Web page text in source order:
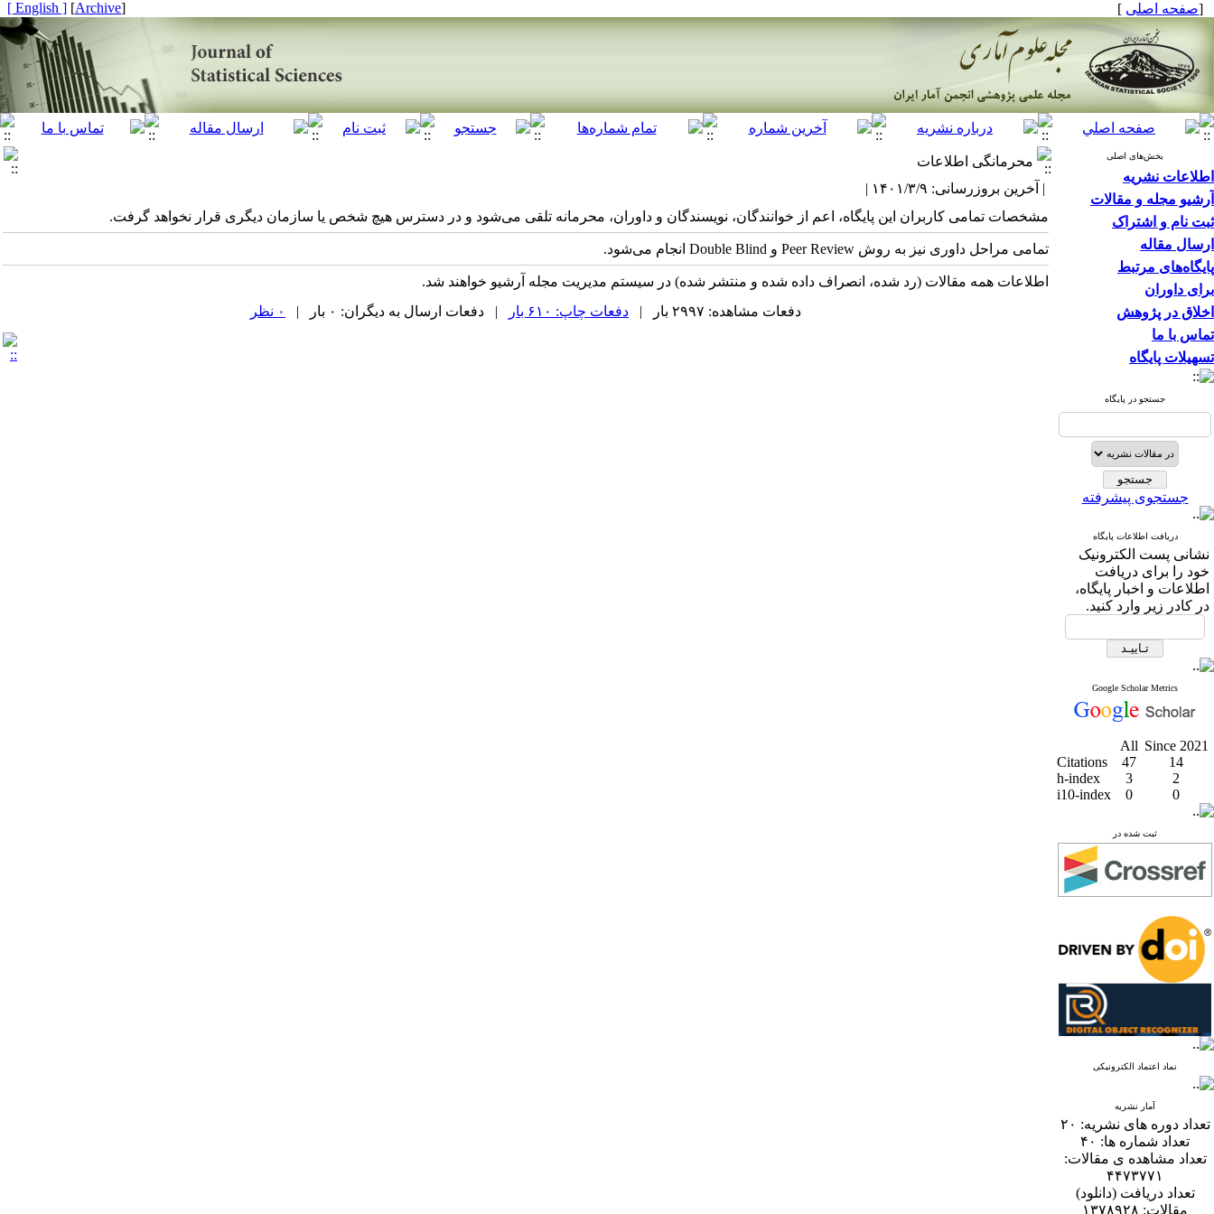
[صفحه اصلی ]
[
Archive
]
[ English ]
بخش‌های اصلی
اطلاعات نشریه
آرشیو مجله و مقالات
ثبت نام و اشتراک
ارسال مقاله
پایگاه‌های مرتبط
برای داوران
اخلاق در پژوهش
تماس با ما
تسهیلات پایگاه
جستجو در پایگاه
جستجوی پیشرفته
دریافت اطلاعات پایگاه
نشانی پست الکترونیک
خود را برای دریافت
اطلاعات و اخبار پایگاه،
در کادر زیر وارد کنید.
Google Scholar Metrics
All Since 2021
Citations
47
14
h-index
3
2
i10-index
0 0
ثبت شده در
نماد اعتماد الکترونیکی
آمار نشریه
تعداد دوره های نشریه: ۲۰
تعداد شماره ها: ۴۰
تعداد مشاهده ی مقالات:
۴۴۷۳۷۷۱
تعداد دریافت (دانلود)
مقالات: ۱۳۷۸۹۲۸
محرمانگی اطلاعات
| آخرین بروزرسانی: ۱۴۰۱/۳/۹ |
مشخصات تمامی کاربران این پایگاه، اعم از خوانندگان، نویسندگان و داوران، محرمانه تلقی می‌شود و در دسترس هیچ شخص یا سازمان دیگری قرار نخواهد گرفت.
تمامی مراحل داوری نیز به روش Peer Review و Double Blind انجام می‌شود.
اطلاعات همه مقالات (رد شده، انصراف داده شده و منتشر شده) در سیستم مدیریت مجله آرشیو خواهند شد.
دفعات مشاهده: ۲۹۹۷ بار |
دفعات چاپ: ۶۱۰ بار | دفعات ارسال به دیگران: ۰ بار | ۰ نظر